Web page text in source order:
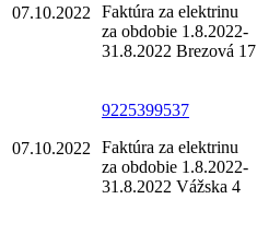
07.10.2022
Faktúra za elektrinu
za obdobie 1.8.2022-
31.8.2022 Brezová 17
07.10.2022
9225399537
Faktúra za elektrinu
za obdobie 1.8.2022-
31.8.2022 Vážska 4